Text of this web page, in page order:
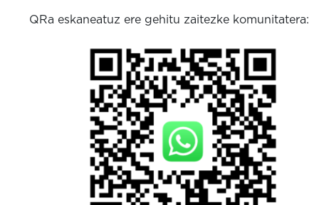
QRa eskaneatuz ere gehitu zaitezke komunitatera: